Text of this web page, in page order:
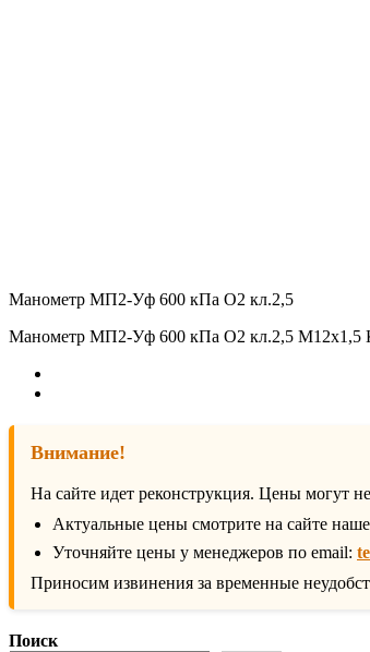
Манометр МП2-Уф 600 кПа О2 кл.2,5
Манометр МП2-Уф 600 кПа О2 кл.2,5 М12х1,5
Внимание!
На сайте идет реконструкция. Цены могут
Актуальные цены смотрите на сайте
Уточняйте цены у менеджеров по email:
Приносим извинения за временные
Поиск